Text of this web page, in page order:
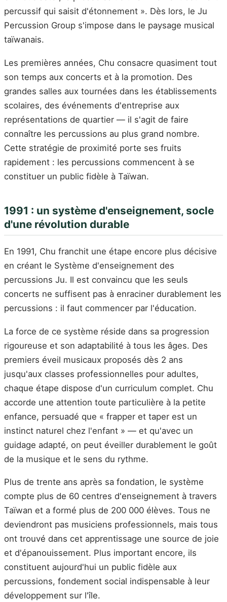
percussif qui saisit d'étonnement ». Dès lors, le Ju
Percussion Group s'impose dans le paysage musical
taïwanais.
Les premières années, Chu consacre quasiment tout
son temps aux concerts et à la promotion. Des
grandes salles aux tournées dans les établissements
scolaires, des événements d'entreprise aux
représentations de quartier — il s'agit de faire
connaître les percussions au plus grand nombre.
Cette stratégie de proximité porte ses fruits
rapidement : les percussions commencent à se
constituer un public fidèle à Taïwan.
1991 : un système d'enseignement, socle
d'une révolution durable
En 1991, Chu franchit une étape encore plus décisive
en créant le Système d'enseignement des
percussions Ju. Il est convaincu que les seuls
concerts ne suffisent pas à enraciner durablement les
percussions : il faut commencer par l'éducation.
La force de ce système réside dans sa progression
rigoureuse et son adaptabilité à tous les âges. Des
premiers éveil musicaux proposés dès 2 ans
jusqu'aux classes professionnelles pour adultes,
chaque étape dispose d'un curriculum complet. Chu
accorde une attention toute particulière à la petite
enfance, persuadé que « frapper et taper est un
instinct naturel chez l'enfant » — et qu'avec un
guidage adapté, on peut éveiller durablement le goût
de la musique et le sens du rythme.
Plus de trente ans après sa fondation, le système
compte plus de 60 centres d'enseignement à travers
Taïwan et a formé plus de 200 000 élèves. Tous ne
deviendront pas musiciens professionnels, mais tous
ont trouvé dans cet apprentissage une source de joie
et d'épanouissement. Plus important encore, ils
constituent aujourd'hui un public fidèle aux
percussions, fondement social indispensable à leur
développement sur l'île.